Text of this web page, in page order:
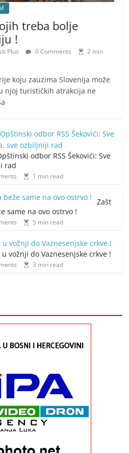
treba bolje
!
Plus 0 Comments
2 min
koju zauzima Slovenija može
njoj turističkih atrakcija ne
odbor RSS Šekovići: Sve
rad
1 min read
Zašt
same na ovo ostrvo !
5 min read
vožnji do Vaznesenjske crkve !
3 min read